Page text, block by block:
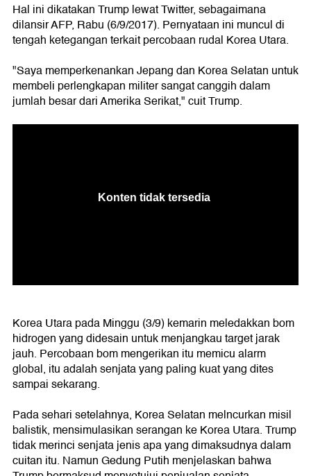
Hal ini dikatakan Trump lewat Twitter, sebagaimana
dilansir AFP, Rabu (6/9/2017). Pernyataan ini muncul di
tengah ketegangan terkait percobaan rudal Korea Utara.
"Saya memperkenankan Jepang dan Korea Selatan untuk
membeli perlengkapan militer sangat canggih dalam
jumlah besar dari Amerika Serikat," cuit Trump.
Korea Utara pada Minggu (3/9) kemarin meledakkan bom
hidrogen yang didesain untuk menjangkau target jarak
jauh. Percobaan bom mengerikan itu memicu alarm
global, itu adalah senjata yang paling kuat yang dites
sampai sekarang.
Pada sehari setelahnya, Korea Selatan melncurkan misil
balistik, mensimulasikan serangan ke Korea Utara. Trump
tidak merinci senjata jenis apa yang dimaksudnya dalam
cuitan itu. Namun Gedung Putih menjelaskan bahwa